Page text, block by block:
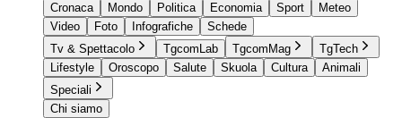
Cronaca
Mondo Politica Economia Sport
Meteo
Video
Foto Infografiche
Schede
Tv & Spettacolo
TgcomLab TgcomMag
TgTech
Lifestyle
Oroscopo Salute Skuola Cultura
Animali
Speciali
Chi siamo